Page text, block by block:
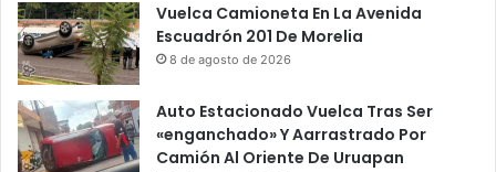
Vuelca Camioneta En La Avenida
Escuadrón 201 De Morelia
8 de agosto de 2026
Auto Estacionado Vuelca Tras Ser
«enganchado» Y Aarrastrado Por
Camión Al Oriente De Uruapan